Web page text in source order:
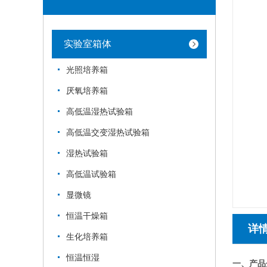
实验室箱体
光照培养箱
厌氧培养箱
高低温湿热试验箱
高低温交变湿热试验箱
湿热试验箱
高低温试验箱
显微镜
恒温干燥箱
生化培养箱
恒温恒湿
详
一、产